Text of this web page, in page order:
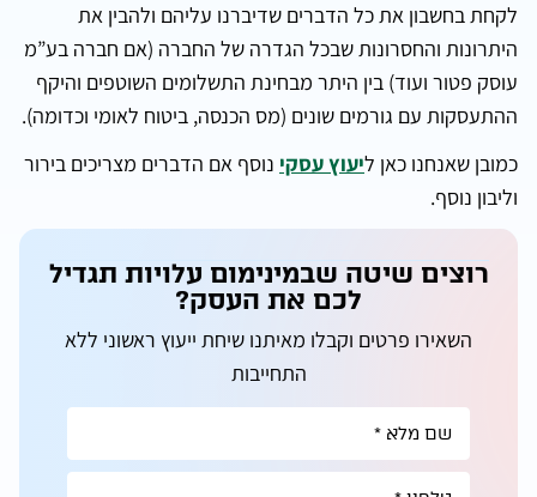
לקחת בחשבון את כל הדברים שדיברנו עליהם ולהבין את
היתרונות והחסרונות שבכל הגדרה של החברה (אם חברה בע”מ
עוסק פטור ועוד) בין היתר מבחינת התשלומים השוטפים והיקף
ההתעסקות עם גורמים שונים (מס הכנסה, ביטוח לאומי וכדומה).
כמובן שאנחנו כאן ליעוץ עסקי נוסף אם הדברים מצריכים בירור
וליבון נוסף.
רוצים שיטה שבמינימום עלויות תגדיל
לכם את העסק?
השאירו פרטים וקבלו מאיתנו שיחת ייעוץ ראשוני ללא
התחייבות